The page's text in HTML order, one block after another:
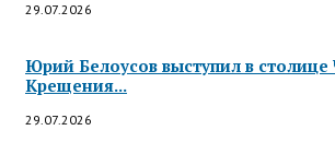
29.07.2026
Юрий Белоусов выступил в столице
Крещения...
29.07.2026